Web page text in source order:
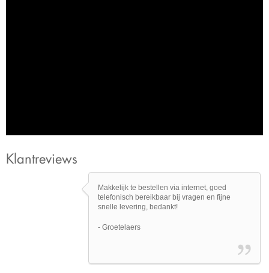
Klantreviews
Makkelijk te bestellen via internet, goed
telefonisch bereikbaar bij vragen en fijne
snelle levering, bedankt!
- Groetelaers